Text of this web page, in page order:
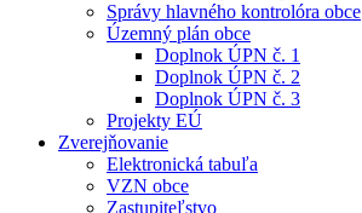
Správy hlavného kontrolóra obce
Územný plán obce
Doplnok ÚPN č. 1
Doplnok ÚPN č. 2
Doplnok ÚPN č. 3
Projekty EÚ
Zverejňovanie
Elektronická tabuľa
VZN obce
Zastupiteľstvo